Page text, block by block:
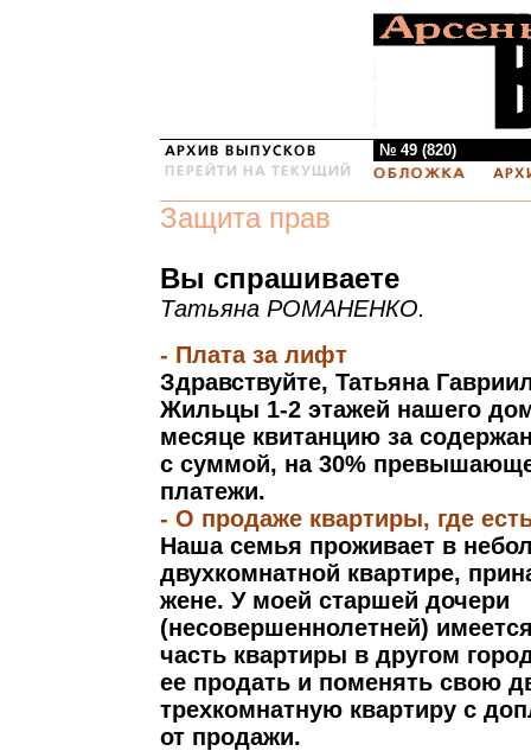
№ 49 (820)
Защита прав
Вы спрашиваете
Татьяна РОМАНЕНКО.
- Плата за лифт
Здравствуйте, Татьяна
Жильцы 1-2 этажей нашего
месяце квитанцию за
с суммой, на 30%
платежи.
- О продаже квартиры, где
Наша семья проживает в
двухкомнатной квартире,
жене. У моей старшей дочери
(несовершеннолетней)
часть квартиры в другом
ее продать и поменять свою
трехкомнатную квартиру с
от продажи.